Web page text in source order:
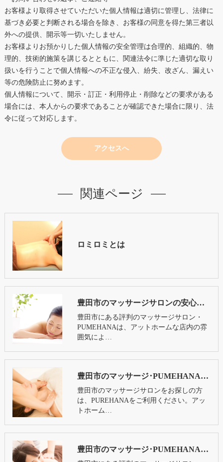
お客様より取得させていただいた個人情報は適切に管理し、法律に
基づき必要と判断される場合を除き、お客様の同意を得た第三者以
外への提供、開示等一切いたしません。
お客様よりお預かりした個人情報の安全管理は合理的、組織的、物
理的、技術的施策を講じるとともに、関連法令に準じた適切な取り
扱いを行うことで個人情報への不正な侵入、紛失、改ざん、漏えい
等の危険防止に努めます。
個人情報について、開示・訂正・利用停止・削除などの要求がある
場合には、本人からの要求であることが確認できた場合に限り、法
令に従って対応します。
アクセスへ
関連ページ
ロミロミとは
豊田市のマッサージサロンの安心丁寧なロミロミの施術をお試しください
豊田市にある評判のマッサージサロン・
PUMEHANAは、アットホームな店内の雰
囲気によ…
豊田市のマッサージ･PUMEHANAのお客様の声
豊田市のマッサージサロンをお探しの方
は、PUREHANAをご利用ください。アッ
トホーム…
豊田市のマッサージ･PUMEHANAの口コミ情報